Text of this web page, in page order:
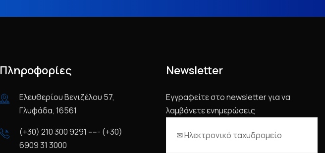
Πληροφορίες
Ελευθερίου Βενιζέλου 57,
Γλυφάδα, 16561
(+30) 210 300 9291 ----- (+30)
6909 31 3000
Newsletter
Εγγραφείτε στο newsletter για να
λαμβάνετε ενημερώσεις